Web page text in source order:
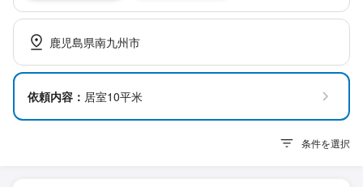
鹿児島県南九州市
依頼内容： 居室10平米
条件を選択